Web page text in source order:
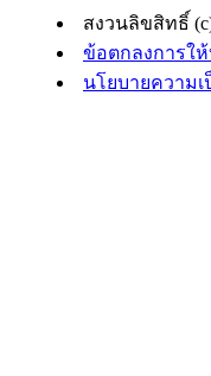
สงวนลิขสิทธิ์
ข้อตกลงการใ
นโยบายความ